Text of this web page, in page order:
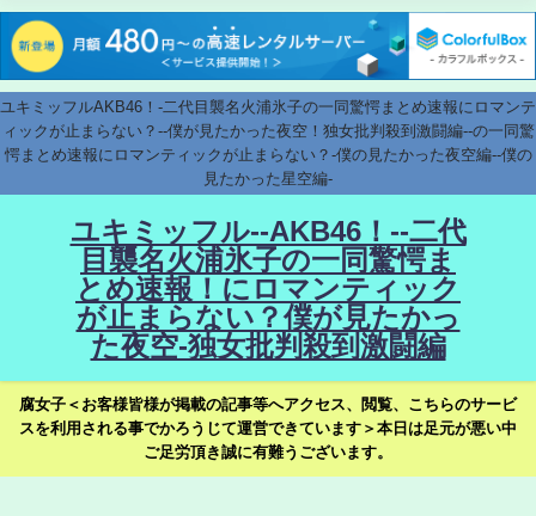
ユキミッフルAKB46！-二代目襲名火浦氷子の一同驚愕まとめ速報にロマンテ
ィックが止まらない？--僕が見たかった夜空！独女批判殺到激闘編--の一同驚
愕まとめ速報にロマンティックが止まらない？-僕の見たかった夜空編--僕の
見たかった星空編-
ユキミッフル--AKB46！--二代
目襲名火浦氷子の一同驚愕ま
とめ速報！にロマンティック
が止まらない？僕が見たかっ
た夜空-独女批判殺到激闘編
腐女子＜お客様皆様が掲載の記事等へアクセス、閲覧、こちらのサービ
スを利用される事でかろうじて運営できています＞本日は足元が悪い中
ご足労頂き誠に有難うございます。